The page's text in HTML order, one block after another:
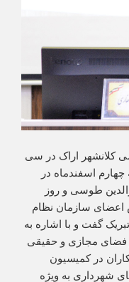
کلانشهر اراک در سی
اسفندماه در
طوسی و روز
اعضای سازمان نظام
گفت و با اشاره به
فضای مجازی و‌ حقیقی
در کمیسیون
شهرداری به ویژه